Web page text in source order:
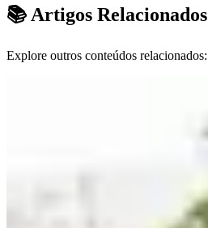
📚 Artigos Relacionados
Explore outros conteúdos relacionados: